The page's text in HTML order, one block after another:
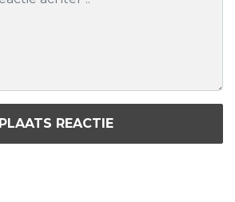
PLAATS REACTIE